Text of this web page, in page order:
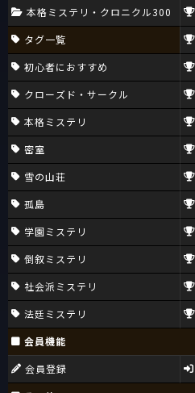
本格ミステリ・クロニクル300
タグ一覧
初心者におすすめ
クローズド・サークル
本格ミステリ
密室
雪の山荘
孤島
学園ミステリ
倒叙ミステリ
社会派ミステリ
法廷ミステリ
会員機能
会員登録